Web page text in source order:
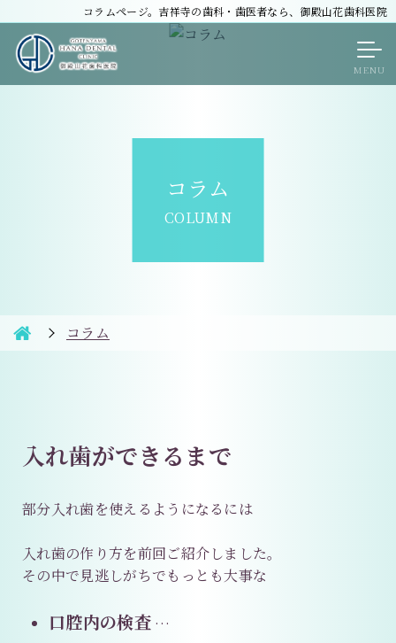
コラムページ。吉祥寺の歯科・歯医者なら、御殿山花歯科医院
コラム
COLUMN
コラム
入れ歯ができるまで
部分入れ歯を使えるようになるには
入れ歯の作り方を前回ご紹介しました。
その中で見逃しがちでもっとも大事な
口腔内の検査…